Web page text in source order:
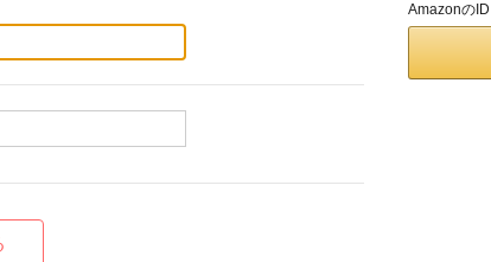
Amazonの